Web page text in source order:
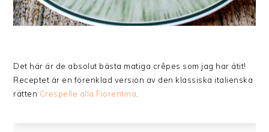
Det här är de absolut bästa matiga crêpes som jag har ätit!
Receptet är en förenklad version av den klassiska italienska
rätten Crespelle alla Fiorentina.